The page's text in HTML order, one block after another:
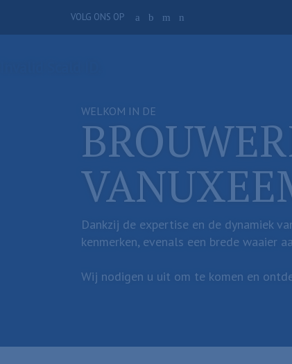
naar
VOLG ONS OP a b m n
WELKOM IN DE
Dankzij de expertise en de dynamiek
kenmerken, evenals een brede waaier
Wij nodigen u uit om te komen en